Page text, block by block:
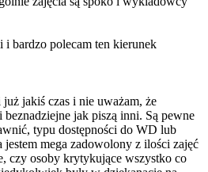
i bardzo polecam ten kierunek
już jakiś czas i nie uważam, że
beznadziejne jak piszą inni. Są pewne
typu dostępności do WD lub
mega zadowolony z ilości zajęć
czy osoby krytykujące wszystko co